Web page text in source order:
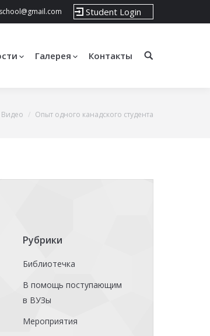
Student Login
Галерея Контакты
Видео Опыт одного канадского студента
Рубрики
Библиотечка
В помощь поступающим
в ВУЗы
Мероприятия